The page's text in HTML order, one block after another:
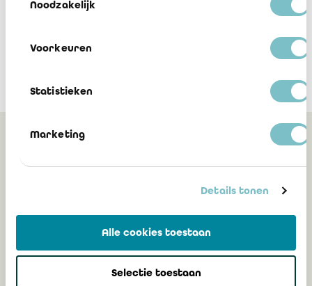
Noodzakelijk
Voorkeuren
Statistieken
Marketing
Details tonen
Alle cookies toestaan
Selectie toestaan
Transparency International-Belgium,
votre partenaire et espace de
corruption, l’intégrité et la